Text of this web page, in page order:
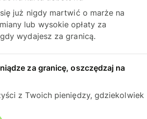
już nigdy martwić o marże na
lub wysokie opłaty za
wydajesz za granicą.
za granicę, oszczędzaj na
z Twoich pieniędzy, gdziekolwiek